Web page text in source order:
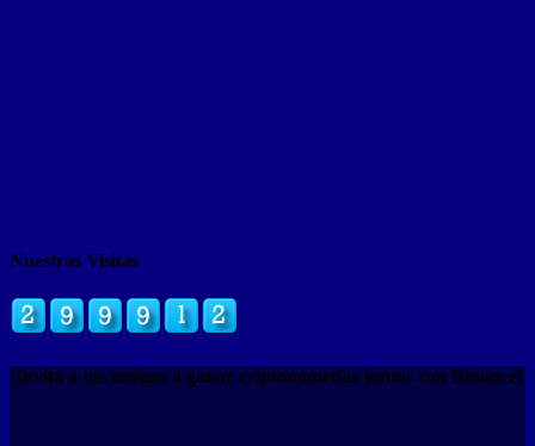
Nuestras Visitas
¡Invita a tus amigos a ganar criptomonedas juntos con Binance!